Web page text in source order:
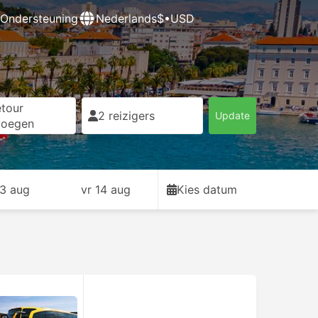
Ondersteuning Nederlands$•USD
2 reizigers Update
aug vr 14 aug Kies datum